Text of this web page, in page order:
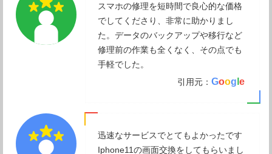
スマホの修理を短時間で良心的な価格
でしてくださり、非常に助かりまし
た。データのバックアップや移行など
修理前の作業も全くなく、その点でも
手軽でした。
引用元： Goog e
迅速なサービスでとてもよかったです
Iphone11の画面交換をしてもらいまし